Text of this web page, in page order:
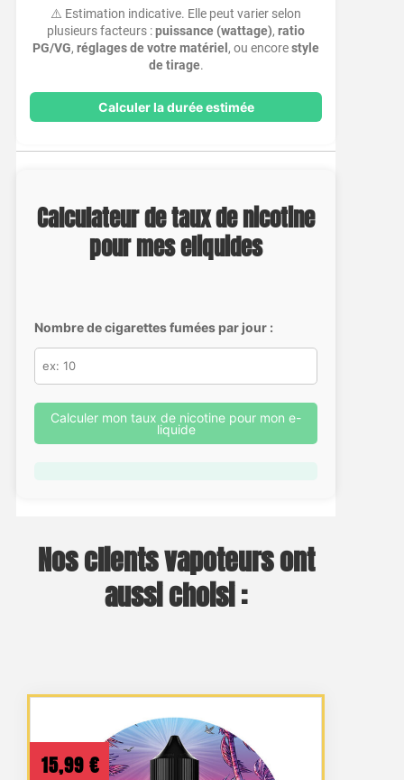
⚠️ Estimation indicative. Elle peut varier selon
plusieurs facteurs :puissance (wattage),ratio
PG/VG,réglages de votre matériel , ou encorestyle
de tirage.
Calculer la durée estimée
Calculateur de taux de nicotine
pour mes eliquides
Nombre de cigarettes fumées par jour :
Calculer mon taux de nicotine pour mon e-
liquide
Nos clients vapoteurs ont
aussi choisi :
15,99 €